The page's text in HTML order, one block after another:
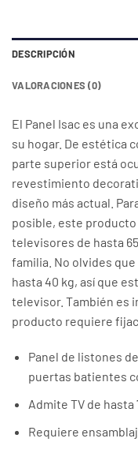
DESCRIPCIÓN
VALORACIONES (0)
El Panel Isac es una
su hogar. De estética
parte superior está
revestimiento
diseño más actual.
posible, este
televisores de hasta
familia. No olvides
hasta 40 kg, así que
televisor. También es
producto requiere
Panel de listones
puertas batientes
Admite TV de hasta
Requiere